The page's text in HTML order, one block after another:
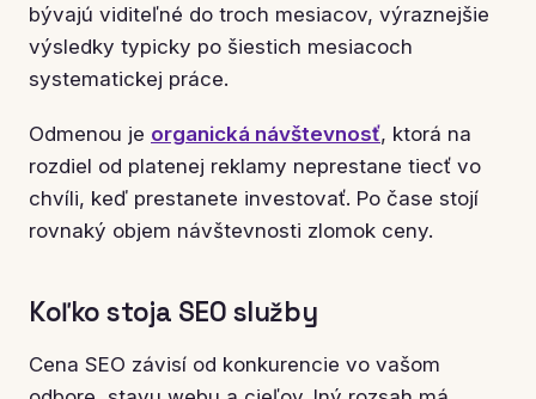
bývajú viditeľné do troch mesiacov, výraznejšie
výsledky typicky po šiestich mesiacoch
systematickej práce.
Odmenou je organická návštevnosť, ktorá na
rozdiel od platenej reklamy neprestane tiecť vo
chvíli, keď prestanete investovať. Po čase stojí
rovnaký objem návštevnosti zlomok ceny.
Koľko stoja SEO služby
Cena SEO závisí od konkurencie vo vašom